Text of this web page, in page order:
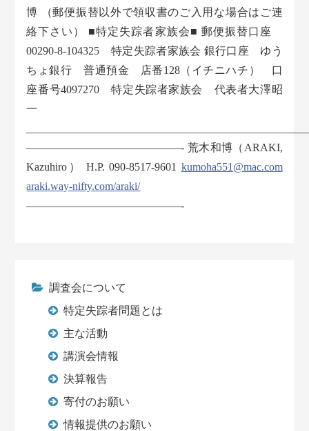
博 （郵便振替以外で領収書のご入用な場合はご連
絡下さい） ■特定失踪者家族会■ 郵便振替口座
00290-8-104325 特定失踪者家族会 銀行口座 ゆう
ちょ銀行 普通預金 店番128（イチニハチ） 口
座番号4097270 特定失踪者家族会 代表者大澤昭
一
——————————————- 荒木和博（ARAKI,
Kazuhiro） H.P. 090-8517-9601 kumoha551@mac.com
araki.way-nifty.com/araki/
——————————————-
調査会について
特定失踪者問題とは
主な活動
講演会情報
決算報告
寄付のお願い
情報提供のお願い